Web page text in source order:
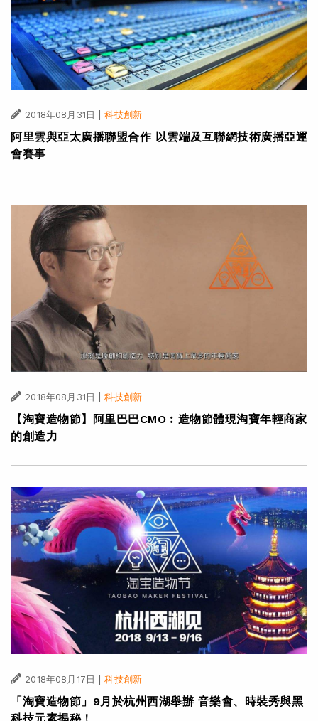
2018年08月31日 | 科技創新
阿里雲與亞太廣播聯盟合作 以雲端及互聯網技術廣播亞運
會賽事
2018年08月31日 | 科技創新
【淘寶造物節】阿里巴巴CMO︰造物節體現淘寶年輕商家
的創造力
2018年08月17日 | 科技創新
「淘寶造物節」9月於杭州西湖舉辦 音樂會、時裝秀與黑